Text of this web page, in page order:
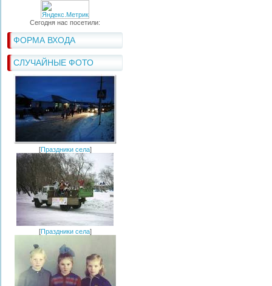
Сегодня нас посетили:
ФОРМА ВХОДА
СЛУЧАЙНЫЕ ФОТО
[Праздники села]
[Праздники села]